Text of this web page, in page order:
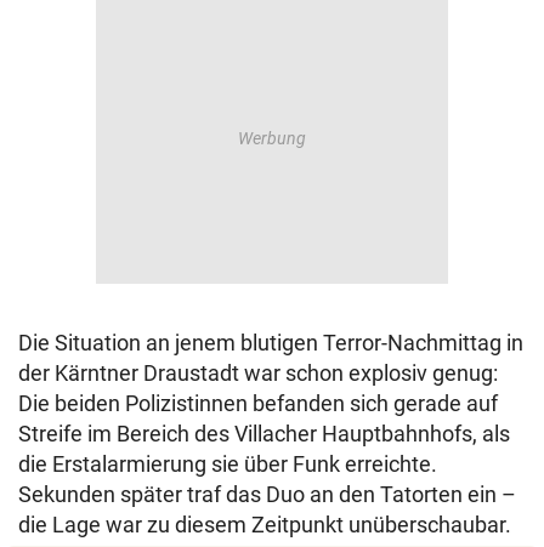
Die Situation an jenem blutigen Terror-Nachmittag in
der Kärntner Draustadt war schon explosiv genug:
Die beiden Polizistinnen befanden sich gerade auf
Streife im Bereich des Villacher Hauptbahnhofs, als
die Erstalarmierung sie über Funk erreichte.
Sekunden später traf das Duo an den Tatorten ein –
die Lage war zu diesem Zeitpunkt unüberschaubar.